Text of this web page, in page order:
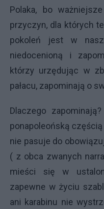
Polaka, bo
przyczyn, dla których
pokoleń jest w
niedocenioną i
którzy urzędując w
pałacu, zapominają o
Dlaczego
ponapoleońską
nie pasuje do
( z obca zwanych
mieści się w
zapewne w życiu
ani karabinu nie